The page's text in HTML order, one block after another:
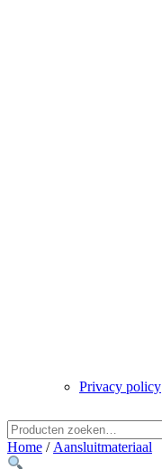
Privacy policy
naar:
Home / Aansluitmateriaal